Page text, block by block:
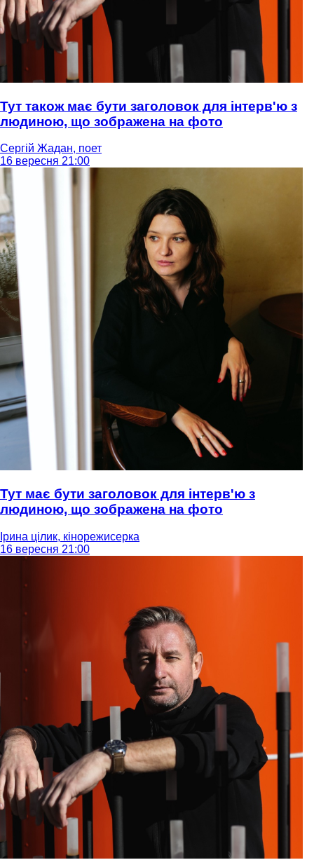
Тут також має бути заголовок для інтерв'ю з
людиною, що зображена на фото
Сергій Жадан, поет
16 вересня 21:00
Тут має бути заголовок для інтерв'ю з
людиною, що зображена на фото
Ірина цілик, кінорежисерка
16 вересня 21:00